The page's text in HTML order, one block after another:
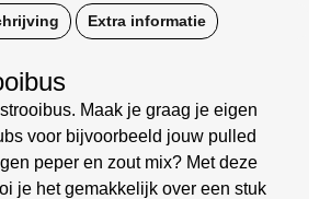
Extra informatie
Maak je graag je eigen
voor bijvoorbeeld jouw pulled
peper en zout mix? Met deze
je het gemakkelijk over een stuk